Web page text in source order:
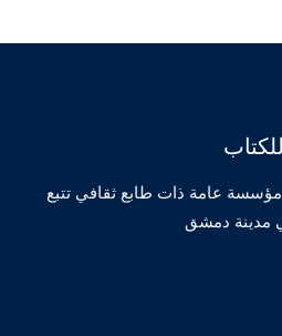
مؤسسة عامة ذات طابع ثقافي تتبع
مدينة دمشق